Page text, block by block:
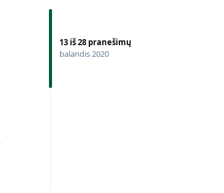
13 iš28 pranešimų
balandis 2020